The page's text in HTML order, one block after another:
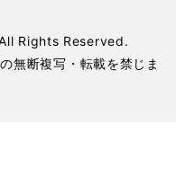
Rights Reserved.
無断複写・転載を禁じま